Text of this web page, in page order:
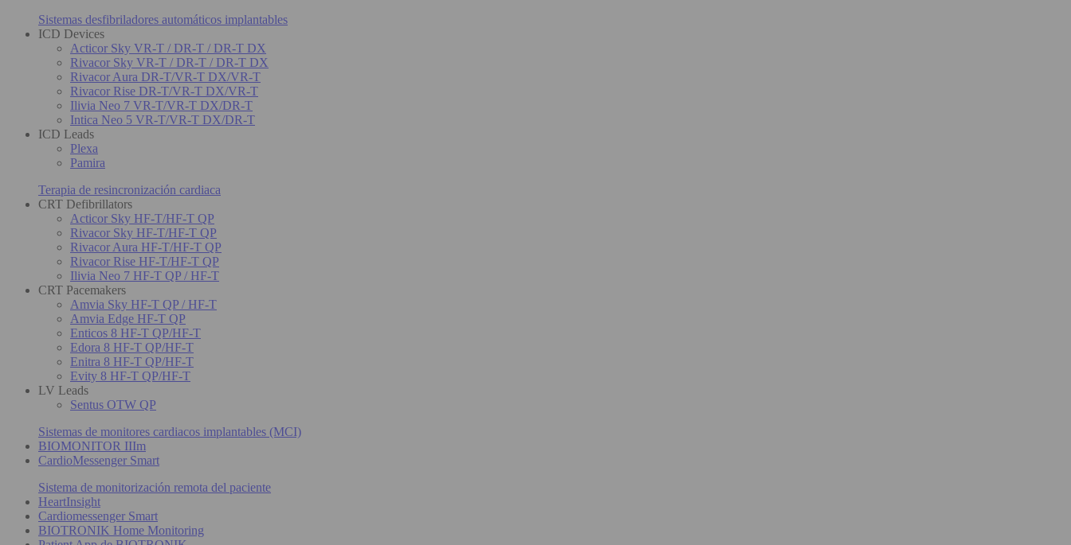
Sistemas desfibriladores automáticos implantables
ICD Devices
Acticor Sky VR-T / DR-T / DR-T DX
Rivacor Sky VR-T / DR-T / DR-T DX
Rivacor Aura DR-T/VR-T DX/VR-T
Rivacor Rise DR-T/VR-T DX/VR-T
Ilivia Neo 7 VR-T/VR-T DX/DR-T
Intica Neo 5 VR-T/VR-T DX/DR-T
ICD Leads
Plexa
Pamira
Terapia de resincronización cardiaca
CRT Defibrillators
Acticor Sky HF-T/HF-T QP
Rivacor Sky HF-T/HF-T QP
Rivacor Aura HF-T/HF-T QP
Rivacor Rise HF-T/HF-T QP
Ilivia Neo 7 HF-T QP / HF-T
CRT Pacemakers
Amvia Sky HF-T QP / HF-T
Amvia Edge HF-T QP
Enticos 8 HF-T QP/HF-T
Edora 8 HF-T QP/HF-T
Enitra 8 HF-T QP/HF-T
Evity 8 HF-T QP/HF-T
LV Leads
Sentus OTW QP
Sistemas de monitores cardiacos implantables (MCI)
BIOMONITOR IIIm
CardioMessenger Smart
Sistema de monitorización remota del paciente
HeartInsight
Cardiomessenger Smart
BIOTRONIK Home Monitoring